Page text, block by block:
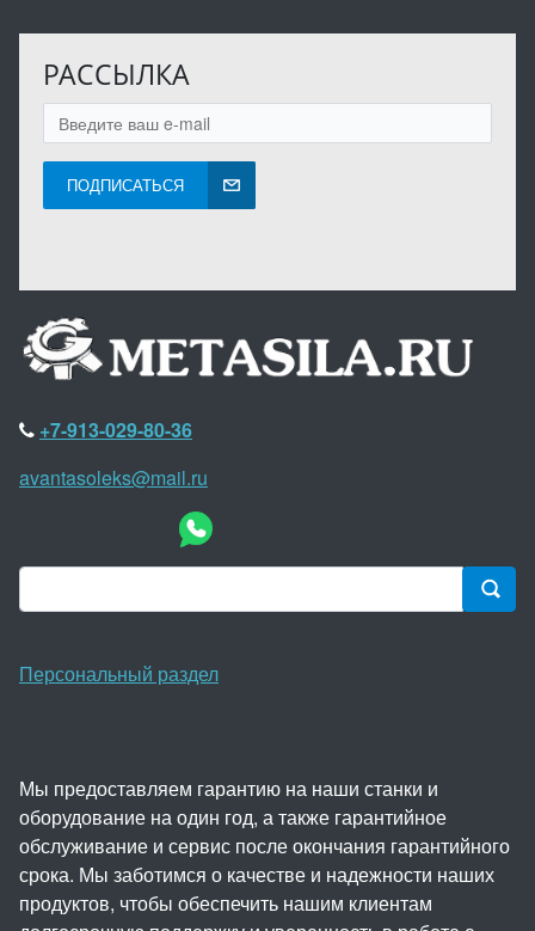
РАССЫЛКА
ПОДПИСАТЬСЯ
+7-913-029-80-36
avantasoleks@mail.ru
Персональный раздел
Мы предоставляем гарантию на наши станки и
оборудование на один год, а также гарантийное
обслуживание и сервис после окончания гарантийного
срока. Мы заботимся о качестве и надежности наших
продуктов, чтобы обеспечить нашим клиентам